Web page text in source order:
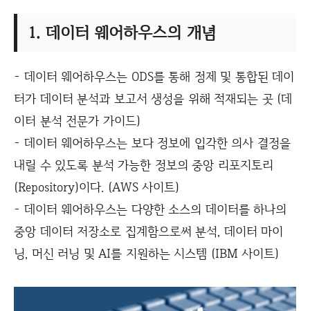
1. 데이터 웨어하우스의 개념
- 데이터 웨어하우스는 ODS를 통해 정제 및 통합된 데이
터가 데이터 분석과 보고서 생성을 위해 적재되는 곳 (데
이터 분석 전문가 가이드)
- 데이터 웨어하우스는 보다 정보에 입각한 의사 결정을
내릴 수 있도록 분석 가능한 정보의 중앙 리포지토리
(Repository)이다. (AWS 사이트)
- 데이터 웨어하우스는 다양한 소스의 데이터를 하나의
중앙 데이터 저장소로 집계함으로써 분석, 데이터 마이
닝, 머신 러닝 및 AI를 지원하는 시스템 (IBM 사이트)